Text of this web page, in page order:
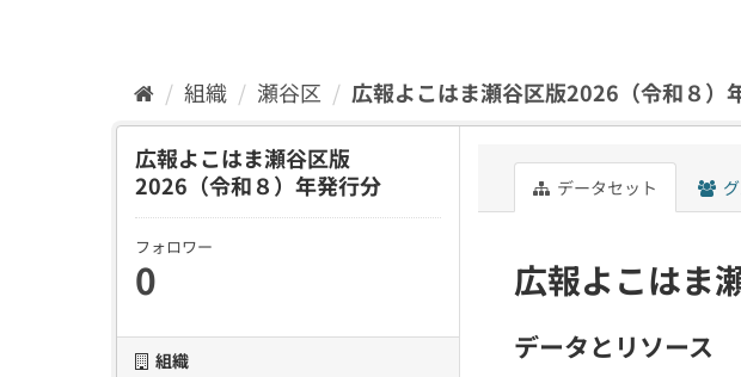
組織 瀬谷区 広報よこはま瀬谷区版2026（令和８）
広報よこはま瀬谷区版
2026（令和８）年発行分
フォロワー
0
組織
データセット
広報よこはま
データとリソース